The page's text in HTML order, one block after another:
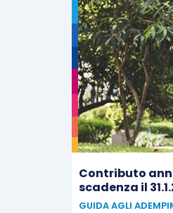
Contributo
scadenza il
GUIDA AGLI